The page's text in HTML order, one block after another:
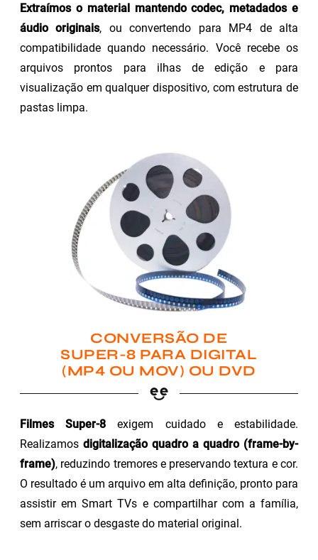
Extraímos o material mantendo codec, metadados e
áudio originais, ou convertendo para MP4 de alta
compatibilidade quando necessário. Você recebe os
arquivos prontos para ilhas de edição e para
visualização em qualquer dispositivo, com estrutura de
pastas limpa.
CONVERSÃO DE
SUPER-8 PARA DIGITAL
(MP4 OU MOV) OU DVD
Filmes Super-8 exigem cuidado e estabilidade.
Realizamos digitalização quadro a quadro (frame-by-
frame), reduzindo tremores e preservando textura e cor.
O resultado é um arquivo em alta definição, pronto para
assistir em Smart TVs e compartilhar com a família,
sem arriscar o desgaste do material original.